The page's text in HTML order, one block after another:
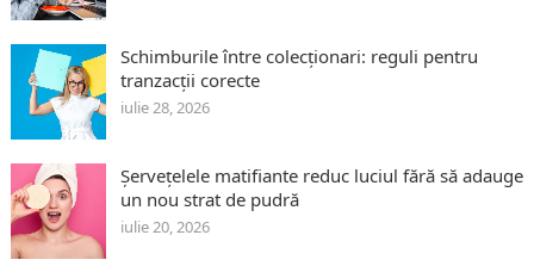
Schimburile între colecționari: reguli pentru
tranzacții corecte
iulie 28, 2026
Șervețelele matifiante reduc luciul fără să adauge
un nou strat de pudră
iulie 20, 2026